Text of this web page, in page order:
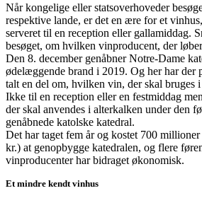
Når kongelige eller statsoverhoveder
respektive lande, er det en ære for et
serveret til en reception eller gallamiddag.
besøget, om hvilken vinproducent, der
Den 8. december genåbner Notre-Dame
ødelæggende brand i 2019. Og her har der
talt en del om, hvilken vin, der skal bruges
Ikke til en reception eller en festmiddag
der skal anvendes i alterkalken under den
genåbnede katolske katedral.
Det har taget fem år og kostet 700
kr.) at genopbygge katedralen, og flere
vinproducenter har bidraget økonomisk.
Et mindre kendt vinhus